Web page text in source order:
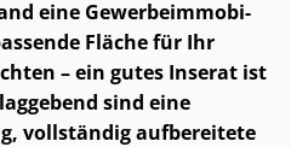
eine Ge­wer­be­im­mo­bi­
Fläche für Ihr
– ein gutes Inserat ist
sind eine
vollständig aufbereitete